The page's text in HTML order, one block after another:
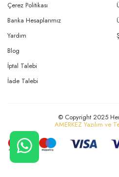
Çerez Politikası
Banka Hesaplarımız
Yardım
Blog
İptal Talebi
İade Talebi
© Copyright 2025 Her
AMERKEZ Yazılım ve